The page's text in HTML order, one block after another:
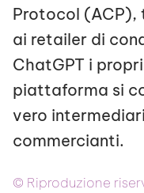
Protocol (ACP),
ai retailer di
ChatGPT i
piattaforma si
vero
commercianti.
© Riproduzione